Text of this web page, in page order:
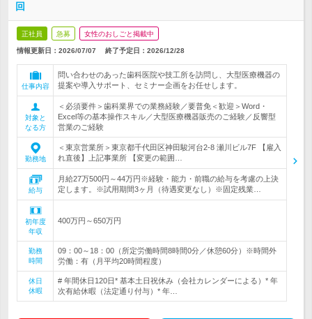
回
正社員 急募 女性のおしごと掲載中
情報更新日：2026/07/07 終了予定日： 2026/12/28
仕事内容
問い合わせのあった歯科医院や技工所を訪問し、大型医療機器の
提案や導入サポート、セミナー企画をお任せします。
対象と
なる方
＜必須要件＞歯科業界での業務経験／要普免＜歓迎＞Word・
Excel等の基本操作スキル／大型医療機器販売のご経験／反響型
営業のご経験
勤務地
＜東京営業所＞東京都千代田区神田駿河台2-8 瀬川ビル7F 【雇入
れ直後】上記事業所 【変更の範囲…
給与
月給27万500円～44万円※経験・能力・前職の給与を考慮の上決
定します。※試用期間3ヶ月（待遇変更なし）※固定残業…
初年度
年収
400万円～650万円
勤務
時間
09：00～18：00（所定労働時間8時間0分／休憩60分）※時間外
労働：有（月平均20時間程度）
休日
休暇
# 年間休日120日* 基本土日祝休み（会社カレンダーによる）* 年
次有給休暇（法定通り付与）* 年…